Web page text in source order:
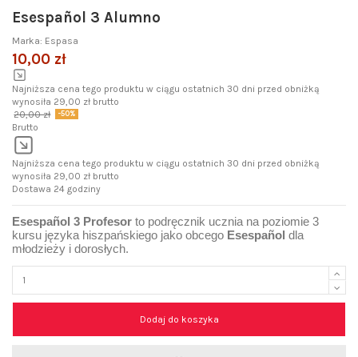
Esespañol 3 Alumno
Marka: Espasa
10,00 zł
Najniższa cena tego produktu w ciągu ostatnich 30 dni przed obniżką
wynosiła 29,00 zł brutto
20,00 zł
-50%
Brutto
Najniższa cena tego produktu w ciągu ostatnich 30 dni przed obniżką
wynosiła 29,00 zł brutto
Dostawa 24 godziny
Esespañol 3 Profesor to podręcznik ucznia na poziomie 3
kursu języka hiszpańskiego jako obcego Esespañol dla
młodzieży i dorosłych.
Dodaj do koszyka